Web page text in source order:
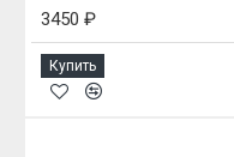
3450 ₽
Купить